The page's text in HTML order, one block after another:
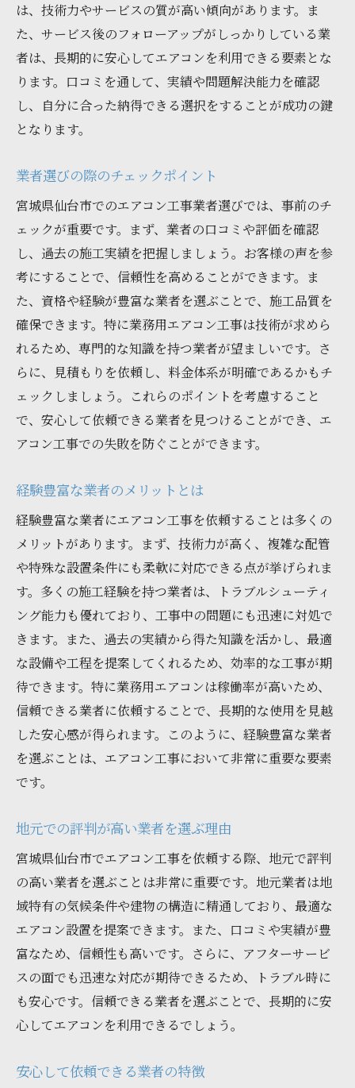
は、技術力やサービスの質が高い傾向があります。ま
た、サービス後のフォローアップがしっかりしている業
者は、長期的に安心してエアコンを利用できる要素とな
ります。口コミを通して、実績や問題解決能力を確認
し、自分に合った納得できる選択をすることが成功の鍵
となります。
業者選びの際のチェックポイント
宮城県仙台市でのエアコン工事業者選びでは、事前のチ
ェックが重要です。まず、業者の口コミや評価を確認
し、過去の施工実績を把握しましょう。お客様の声を参
考にすることで、信頼性を高めることができます。ま
た、資格や経験が豊富な業者を選ぶことで、施工品質を
確保できます。特に業務用エアコン工事は技術が求めら
れるため、専門的な知識を持つ業者が望ましいです。さ
らに、見積もりを依頼し、料金体系が明確であるかもチ
ェックしましょう。これらのポイントを考慮すること
で、安心して依頼できる業者を見つけることができ、エ
アコン工事での失敗を防ぐことができます。
経験豊富な業者のメリットとは
経験豊富な業者にエアコン工事を依頼することは多くの
メリットがあります。まず、技術力が高く、複雑な配管
や特殊な設置条件にも柔軟に対応できる点が挙げられま
す。多くの施工経験を持つ業者は、トラブルシューティ
ング能力も優れており、工事中の問題にも迅速に対処で
きます。また、過去の実績から得た知識を活かし、最適
な設備や工程を提案してくれるため、効率的な工事が期
待できます。特に業務用エアコンは稼働率が高いため、
信頼できる業者に依頼することで、長期的な使用を見越
した安心感が得られます。このように、経験豊富な業者
を選ぶことは、エアコン工事において非常に重要な要素
です。
地元での評判が高い業者を選ぶ理由
宮城県仙台市でエアコン工事を依頼する際、地元で評判
の高い業者を選ぶことは非常に重要です。地元業者は地
域特有の気候条件や建物の構造に精通しており、最適な
エアコン設置を提案できます。また、口コミや実績が豊
富なため、信頼性も高いです。さらに、アフターサービ
スの面でも迅速な対応が期待できるため、トラブル時に
も安心です。信頼できる業者を選ぶことで、長期的に安
心してエアコンを利用できるでしょう。
安心して依頼できる業者の特徴